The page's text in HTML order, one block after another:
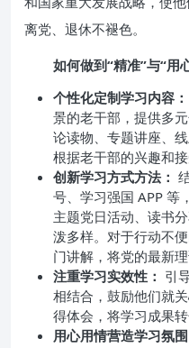
离党、退休不褪色。
如何做到“精准”与“用
个性化定制学习内容：
景的老干部，提供多
论读物、专题讲座、
根据老干部的兴趣和接
创新学习方式方法：
号、学习强国 APP 等
主题党日活动、读书
泼多样。对于行动不
门讲解，将党的最新理
注重学习实效性： 引
相结合，鼓励他们就
得体会，将学习成果转
用心用情营造学习氛围